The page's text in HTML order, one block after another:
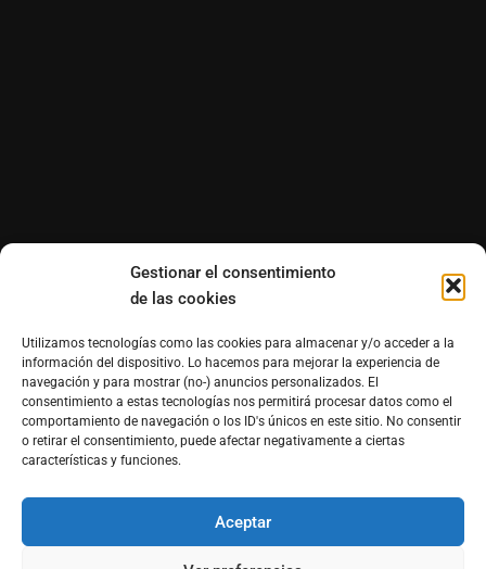
Gestionar el consentimiento
de las cookies
Utilizamos tecnologías como las cookies para almacenar y/o acceder a la
información del dispositivo. Lo hacemos para mejorar la experiencia de
navegación y para mostrar (no-) anuncios personalizados. El
consentimiento a estas tecnologías nos permitirá procesar datos como el
comportamiento de navegación o los ID's únicos en este sitio. No consentir
o retirar el consentimiento, puede afectar negativamente a ciertas
características y funciones.
Aceptar
®Derechos reservados de Morfosmedia Comunicaciones
prohibida la reproducción total o parcial WordPress